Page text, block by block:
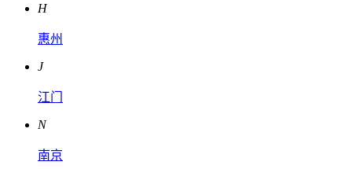
H
惠州
J
江门
N
南京